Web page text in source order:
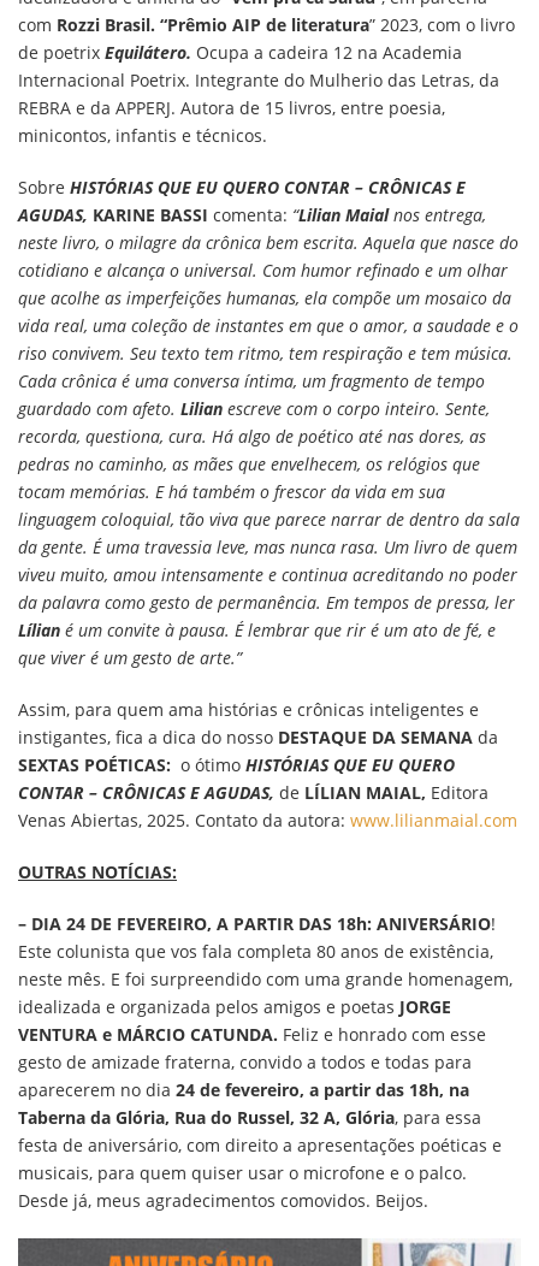
com Rozzi Brasil. “Prêmio AIP de literatura” 2023, com o livro
de poetrix Equilátero. Ocupa a cadeira 12 na Academia
Internacional Poetrix. Integrante do Mulherio das Letras, da
REBRA e da APPERJ. Autora de 15 livros, entre poesia,
minicontos, infantis e técnicos.
Sobre HISTÓRIAS QUE EU QUERO CONTAR – CRÔNICAS E
AGUDAS, KARINE BASSI comenta: “Lilian Maialnos entrega,
neste livro, o milagre da crônica bem escrita. Aquela que nasce do
cotidiano e alcança o universal. Com humor refinado e um olhar
que acolhe as imperfeições humanas, ela compõe um mosaico da
vida real, uma coleção de instantes em que o amor, a saudade e o
riso convivem. Seu texto tem ritmo, tem respiração e tem música.
Cada crônica é uma conversa íntima, um fragmento de tempo
guardado com afeto. Lilian escreve com o corpo inteiro. Sente,
recorda, questiona, cura. Há algo de poético até nas dores, as
pedras no caminho, as mães que envelhecem, os relógios que
tocam memórias. E há também o frescor da vida em sua
linguagem coloquial, tão viva que parece narrar de dentro da sala
da gente. É uma travessia leve, mas nunca rasa. Um livro de quem
viveu muito, amou intensamente e continua acreditando no poder
da palavra como gesto de permanência. Em tempos de pressa, ler
Lílian é um convite à pausa. É lembrar que rir é um ato de fé, e
que viver é um gesto de arte.”
Assim, para quem ama histórias e crônicas inteligentes e
instigantes, fica a dica do nosso DESTAQUE DA SEMANA da
SEXTAS POÉTICAS: o ótimo HISTÓRIAS QUE EU QUERO
CONTAR – CRÔNICAS E AGUDAS, de LÍLIAN MAIAL, Editora
Venas Abiertas, 2025. Contato da autora: www.lilianmaial.com
OUTRAS NOTÍCIAS:
– DIA 24 DE FEVEREIRO, A PARTIR DAS 18h: ANIVERSÁRIO!
Este colunista que vos fala completa 80 anos de existência,
neste mês. E foi surpreendido com uma grande homenagem,
idealizada e organizada pelos amigos e poetas JORGE
VENTURA e MÁRCIO CATUNDA. Feliz e honrado com esse
gesto de amizade fraterna, convido a todos e todas para
aparecerem no dia 24 de fevereiro, a partir das 18h, na
Taberna da Glória, Rua do Russel, 32 A, Glória, para essa
festa de aniversário, com direito a apresentações poéticas e
musicais, para quem quiser usar o microfone e o palco.
Desde já, meus agradecimentos comovidos. Beijos.